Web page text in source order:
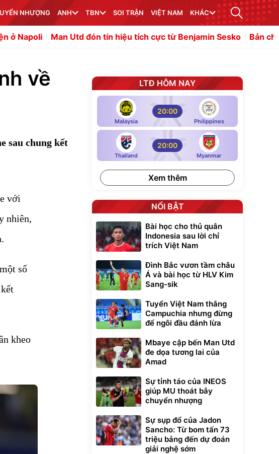
NHƯỢNG ANH TBN SOI TRẬN VIỆT NAM KHÁC
Utd đón tín hiệu tích cực từ Benjamin Sesko Bản chất chiến thuật
về
sau chung kết
với
nhiên,
số
kheo
LTĐ HÔM NAY
Malaysia
20:00
Philippines
Thailand
20:00
Myanmar
Xem thêm
NỔI BẬT
Bài học cho thủ quân
Indonesia sau lời chỉ
trích Việt Nam
Đình Bắc vươn tầm châu
Á và bài học từ HLV Kim
Sang-sik
Tuyển Việt Nam thắng
Campuchia nhưng đừng
để ngôi đầu đánh lừa
Mbaye cập bến Man Utd
đe dọa tương lai của
Amad
Sự tỉnh táo của INEOS
giúp MU thoát bẫy
chuyển nhượng
Sự sụp đổ của Jadon
Sancho: Từ bom tấn 73
triệu bảng đến dự đoán
giải nghệ sớm